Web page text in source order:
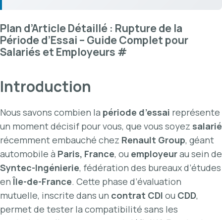
Plan d’Article Détaillé : Rupture de la
Période d’Essai – Guide Complet pour
Salariés et Employeurs #
Introduction
Nous savons combien la période d’essai représente
un moment décisif pour vous, que vous soyez salarié
récemment embauché chez Renault Group, géant
automobile à Paris, France, ou employeurau sein de
Syntec-Ingénierie, fédération des bureaux d’études
enÎle-de-France. Cette phase d’évaluation
mutuelle, inscrite dans un contrat CDI ou CDD,
permet de tester la compatibilité sans les